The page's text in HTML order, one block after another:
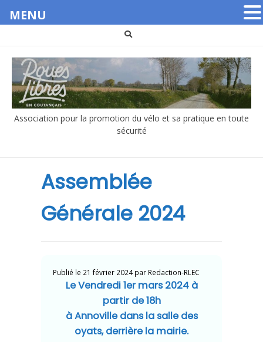
contenu
Association pour la promotion du vélo et sa pratique en toute
sécurité
Assemblée
Générale 2024
Publié le 21 février 2024par Redaction-RLEC
Le Vendredi 1er mars 2024 à
partir de 18h
à Annoville dans la salle des
oyats, derrière la mairie.
MENU